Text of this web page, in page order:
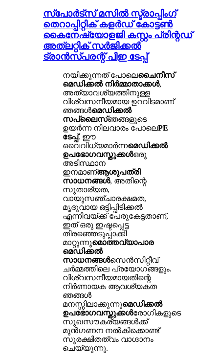
സ്പോർട്സ് മസിൽ സ്ട്രാപ്പിംഗ്
തെറാപ്പിറ്റിക് കളർഡ് കോട്ടൺ
കൈനേഷ്യോളജി കസ്റ്റം പ്രിന്റഡ്
അത്‌ലറ്റിക് സർജിക്കൽ
ട്രാൻസ്പരന്റ് പിഇ ടേപ്പ്
നയിക്കുന്നത് പോലെചൈനീസ്
മെഡിക്കൽ നിർമ്മാതാക്കൾ,
അത്യാവശ്യത്തിനുള്ള
വിശ്വസനീയമായ ഉറവിടമാണ്
ഞങ്ങൾമെഡിക്കൽ
സപ്ലൈസ്ഞങ്ങളുടെ
ഉയർന്ന നിലവാരം പോലെPE
ടേപ്പ്. ഈ
വൈവിധ്യമാർന്നമെഡിക്കൽ
ഉപഭോഗവസ്തുക്കൾഒരു
അടിസ്ഥാന
ഇനമാണ്ആശുപത്രി
സാധനങ്ങൾ, അതിന്റെ
സുതാര്യത,
വായുസഞ്ചാരക്ഷമത,
മൃദുവായ ഒട്ടിപ്പിടിക്കൽ
എന്നിവയ്ക്ക് പേരുകേട്ടതാണ്,
ഇത് ഒരു ഇഷ്ടപ്പെട്ട
തിരഞ്ഞെടുപ്പാക്കി
മാറ്റുന്നുമൊത്തവ്യാപാര
മെഡിക്കൽ
സാധനങ്ങൾസെൻസിറ്റീവ്
ചർമ്മത്തിലെ പ്രയോഗങ്ങളും.
വിശ്വസനീയമായതിന്റെ
നിർണായക ആവശ്യകത
ഞങ്ങൾ
മനസ്സിലാക്കുന്നുമെഡിക്കൽ
ഉപഭോഗവസ്തുക്കൾരോഗികളുടെ
സുഖസൗകര്യങ്ങൾക്ക്
മുൻഗണന നൽകിക്കൊണ്ട്
സുരക്ഷിതത്വം വാഗ്ദാനം
ചെയ്യുന്നു.